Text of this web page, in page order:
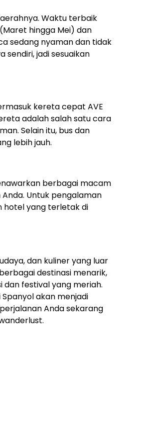
Waktu terbaik
hingga Mei) dan
sedang nyaman dan tidak
sendiri, jadi sesuaikan
kereta cepat AVE
adalah salah satu cara
Selain itu, bus dan
lebih jauh.
berbagai macam
Untuk pengalaman
hotel yang terletak di
dan kuliner yang luar
destinasi menarik,
festival yang meriah.
akan menjadi
Anda sekarang